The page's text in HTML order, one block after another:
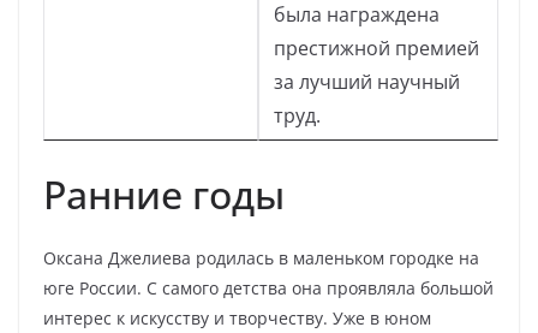
была награждена
престижной премией
за лучший научный
труд.
Ранние годы
Оксана Джелиева родилась в маленьком городке на
юге России. С самого детства она проявляла большой
интерес к искусству и творчеству. Уже в юном